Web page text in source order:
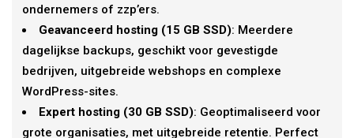
ondernemers of zzp’ers.
Geavanceerd hosting (15 GB SSD): Meerdere
dagelijkse backups, geschikt voor gevestigde
bedrijven, uitgebreide webshops en complexe
WordPress-sites.
Expert hosting (30 GB SSD): Geoptimaliseerd voor
grote organisaties, met uitgebreide retentie. Perfect